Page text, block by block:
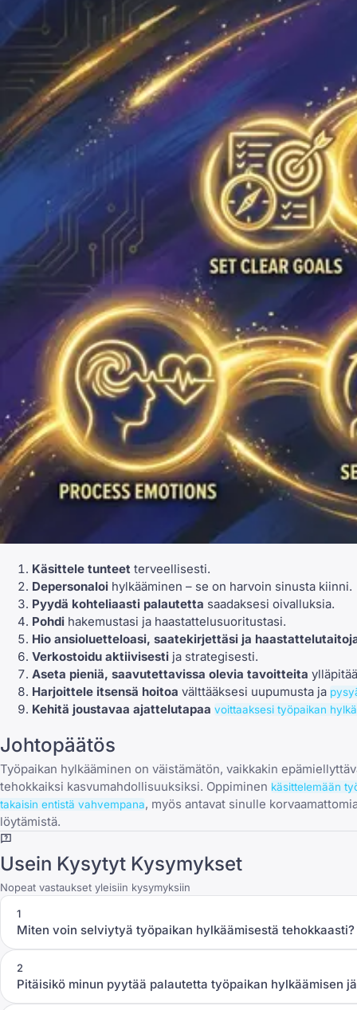
Käsittele tunteet terveellisesti.
Depersonaloi hylkääminen – se on harvoin sinusta kiinni.
Pyydä kohteliaasti palautetta saadaksesi oivalluksia.
Pohdi hakemustasi ja haastattelusuoritustasi.
Hio ansioluetteloasi, saatekirjettäsi ja
Verkostoidu aktiivisesti ja strategisesti.
Aseta pieniä, saavutettavissa olevia tavoitteita
Harjoittele itsensä hoitoa välttääksesi uupumusta ja
Kehitä joustavaa ajattelutapaa voittaaksesi työpaikan
Johtopäätös
Työpaikan hylkääminen on väistämätön, vaikkakin
tehokkaiksi kasvumahdollisuuksiksi. Oppiminen käsittelemään
takaisin entistä vahvempana, myös antavat sinulle
löytämistä.
Usein Kysytyt Kysymykset
Nopeat vastaukset yleisiin kysymyksiin
1
Miten voin selviytyä työpaikan hylkäämisestä tehokkaasti?
2
Pitäisikö minun pyytää palautetta työpaikan hylkäämisen